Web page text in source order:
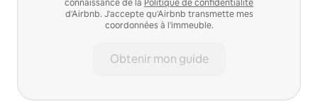
connaissance de la Politique de confidentialité
d'Airbnb. J'accepte qu'Airbnb transmette mes
coordonnées à l'immeuble.
Obtenir mon guide